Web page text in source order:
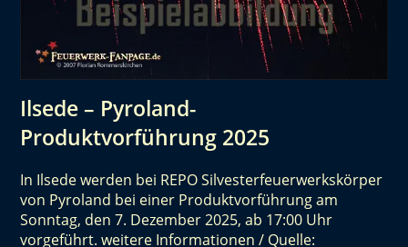
Ilsede – Pyroland-
Produktvorführung 2025
In Ilsede werden bei REPO Silvesterfeuerwerkskörper
von Pyroland bei einer Produktvorführung am
Sonntag, den 7. Dezember 2025, ab 17:00 Uhr
vorgeführt. weitere Informationen / Quelle: